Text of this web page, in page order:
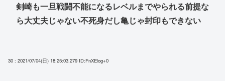
剣崎も一旦戦闘不能になるレベルまでやられる前提な
ら大丈夫じゃない不死身だし亀じゃ封印もできない
30 : 2021/07/04(日) 18:25:03.279 ID:FnXElog+0